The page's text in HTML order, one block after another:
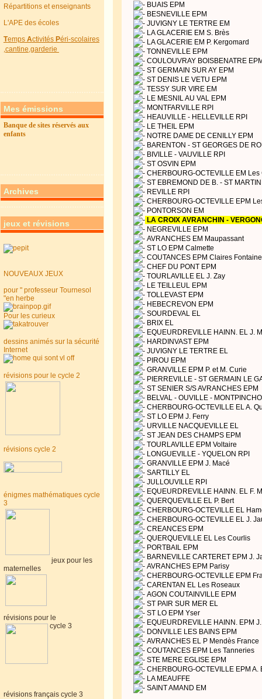
Répartitions et enseignants
L'APE des écoles
TempsActivitésPéri-scolaires
,cantine,garderie
Mes émissions
Banque de sites réservés aux
enfants
Archives
jeux et révisions
NOUVEAUX JEUX
pour " professeur Tournesol
"en herbe
Pour les curieux
dessins animés sur la sécurité
Internet
révisions pour le cycle 2
révisions cycle 2
énigmes mathématiques cycle
3
jeux pour les
maternelles
révisions pour le
cycle 3
révisions français cycle 3
BUAIS EPM
BESNEVILLE EPM
JUVIGNY LE TERTRE EM
LA GLACERIE EM S. Brès
LA GLACERIE EM P. Kergomard
TONNEVILLE EPM
COULOUVRAY BOISBENATRE
ST GERMAIN SUR AY EPM
ST DENIS LE VETU EPM
TESSY SUR VIRE EM
LE MESNIL AU VAL EPM
MONTFARVILLE RPI
HEAUVILLE - HELLEVILLE RPI
LE THEIL EPM
NOTRE DAME DE CENILLY EPM
BARENTON - ST GEORGES DE
BIVILLE - VAUVILLE RPI
ST OSVIN EPM
CHERBOURG-OCTEVILLE EM
ST EBREMOND DE B. - ST
REVILLE RPI
CHERBOURG-OCTEVILLE EPM
PONTORSON EM
LA CROIX AVRANCHIN -
NEGREVILLE EPM
AVRANCHES EM Maupassant
ST LO EPM Calmette
COUTANCES EPM Claires
CHEF DU PONT EPM
TOURLAVILLE EL J. Zay
LE TEILLEUL EPM
TOLLEVAST EPM
HEBECREVON EPM
SOURDEVAL EL
BRIX EL
EQUEURDREVILLE HAINN. EL J.
HARDINVAST EPM
JUVIGNY LE TERTRE EL
PIROU EPM
GRANVILLE EPM P. et M. Curie
PIERREVILLE - ST GERMAIN LE
ST SENIER S/S AVRANCHES EPM
BELVAL - OUVILLE -
CHERBOURG-OCTEVILLE EL A.
ST LO EPM J. Ferry
URVILLE NACQUEVILLE EL
ST JEAN DES CHAMPS EPM
TOURLAVILLE EPM Voltaire
LONGUEVILLE - YQUELON RPI
GRANVILLE EPM J. Macé
SARTILLY EL
JULLOUVILLE RPI
EQUEURDREVILLE HAINN. EL F.
QUERQUEVILLE EL P. Bert
CHERBOURG-OCTEVILLE EL
CHERBOURG-OCTEVILLE EL J.
CREANCES EPM
QUERQUEVILLE EL Les Courlis
PORTBAIL EPM
BARNEVILLE CARTERET EPM J.
AVRANCHES EPM Parisy
CHERBOURG-OCTEVILLE EPM
CARENTAN EL Les Roseaux
AGON COUTAINVILLE EPM
ST PAIR SUR MER EL
ST LO EPM Yser
EQUEURDREVILLE HAINN. EPM
DONVILLE LES BAINS EPM
AVRANCHES EL P Mendès France
COUTANCES EPM Les Tanneries
STE MERE EGLISE EPM
CHERBOURG-OCTEVILLE EPM A.
LA MEAUFFE
SAINT AMAND EM